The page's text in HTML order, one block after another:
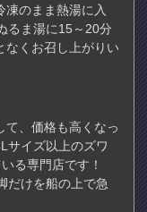
凍のまま熱湯に入
るま湯に15～20分
なくお召し上がりい
て、価格も高くなっ
サイズ以上のズワ
る専門店です！
だけを船の上で急